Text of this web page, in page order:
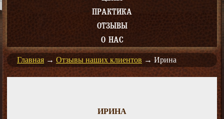
ПРАКТИКА
ОТЗЫВЫ
О НАС
Главная → Отзывы наших клиентов → Ирина
ИРИНА